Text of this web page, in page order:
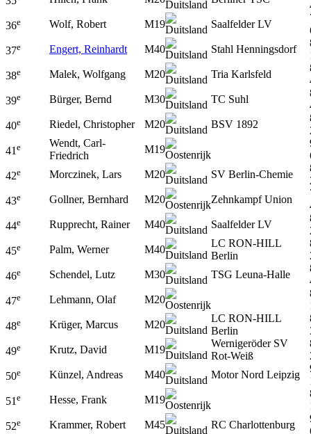
36e Wolf, Robert M19 Saalfelder LV
37e Engert, Reinhardt M40 Stahl Henningsdorf
38e Malek, Wolfgang M20 Tria Karlsfeld
39e Bürger, Bernd M30 TC Suhl
40e Riedel, Christopher M20 BSV 1892
41e
Wendt, Carl-
Friedrich
M19
42e Morczinek, Lars M20 SV Berlin-Chemie
43e Gollner, Bernhard M20 Zehnkampf Union
44e Rupprecht, Rainer M40 Saalfelder LV
45e Palm, Werner M40
LC RON-HILL
Berlin
46e Schendel, Lutz M30 TSG Leuna-Halle
47e Lehmann, Olaf M20
48e Krüger, Marcus M20
LC RON-HILL
Berlin
49e Krutz, David M19
Wernigeröder SV
Rot-Weiß
50e Künzel, Andreas M40 Motor Nord Leipzig
51e Hesse, Frank M19
52e Krammer, Robert M45 RC Charlottenburg